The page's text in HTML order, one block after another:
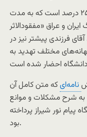
بهروز فرزندی شهروند بهایی و جانباز ۲۵ درصد است که به مدت
جنگ ایران و عراق «مفقودالاثر
فرزندی پیشتر نیز در
مختلف تهدید به
نامه‌ایکه متن کامل آن
به شرح مشکلات و موانع
پیام نور شیراز پرداخته
بود.